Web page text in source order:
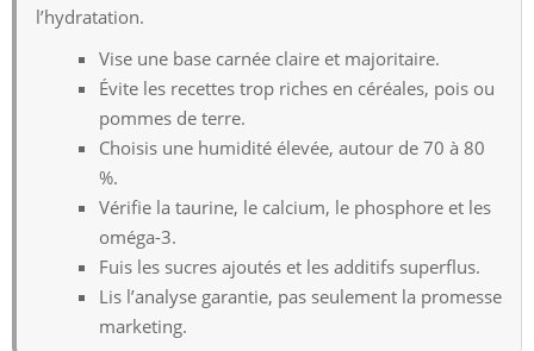
l’hydratation.
Vise une base carnée claire et majoritaire.
Évite les recettes trop riches en céréales, pois ou
pommes de terre.
Choisis une humidité élevée, autour de 70 à 80
%.
Vérifie la taurine, le calcium, le phosphore et les
oméga-3.
Fuis les sucres ajoutés et les additifs superflus.
Lis l’analyse garantie, pas seulement la promesse
marketing.